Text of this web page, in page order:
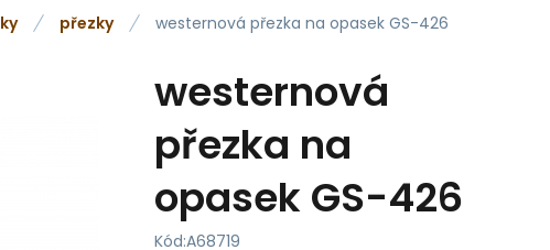
přezky westernová přezka na opasek GS-426
westernová
přezka na
opasek GS-426
Kód:A68719